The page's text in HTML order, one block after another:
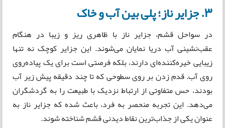
۳. جزایر ناز؛ پلی بین آب و خاک
در سواحل قشم، جزایر ناز با ظاهری ریز و زیبا در هنگام
عقب‌نشینی آب دریا نمایان می‌شوند. این جزایر کوچک نه تنها
زیبایی خیره‌کننده‌ای دارند، بلکه فرصتی است برای یک پیاده‌روی
روی آب. قدم زدن بر روی سطوحی که تا چند دقیقه پیش زیر آب
بودند، حس متفاوتی از ارتباط نزدیک با طبیعت را به گردشگران
می‌دهد. این تجربه منحصر به فرد، باعث شده که جزایر ناز به
عنوان یکی از جذاب‌ترین نقاط دیدنی قشم شناخته شوند.